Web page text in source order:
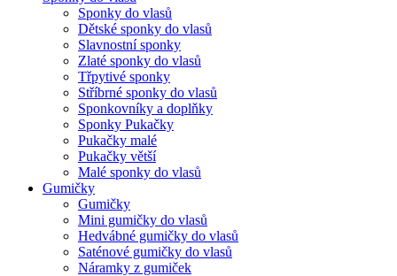
Sponky do vlasů
Dětské sponky do vlasů
Slavnostní sponky
Zlaté sponky do vlasů
Třpytivé sponky
Stříbrné sponky do vlasů
Sponkovníky a doplňky
Sponky Pukačky
Pukačky malé
Pukačky větší
Malé sponky do vlasů
Gumičky
Gumičky
Mini gumičky do vlasů
Hedvábné gumičky do vlasů
Saténové gumičky do vlasů
Náramky z gumiček